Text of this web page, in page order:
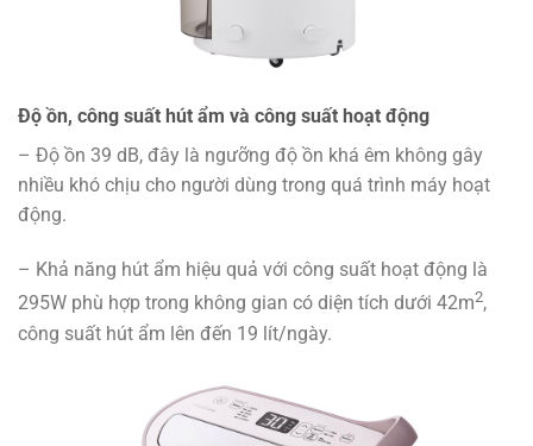
Độ ồn, công suất hút ẩm và công suất hoạt động
– Độ ồn 39 dB, đây là ngưỡng độ ồn khá êm không gây
nhiều khó chịu cho người dùng trong quá trình máy hoạt
động.
– Khả năng hút ẩm hiệu quả với công suất hoạt động là
295W phù hợp trong không gian có diện tích dưới 42m2,
công suất hút ẩm lên đến 19 lít/ngày.